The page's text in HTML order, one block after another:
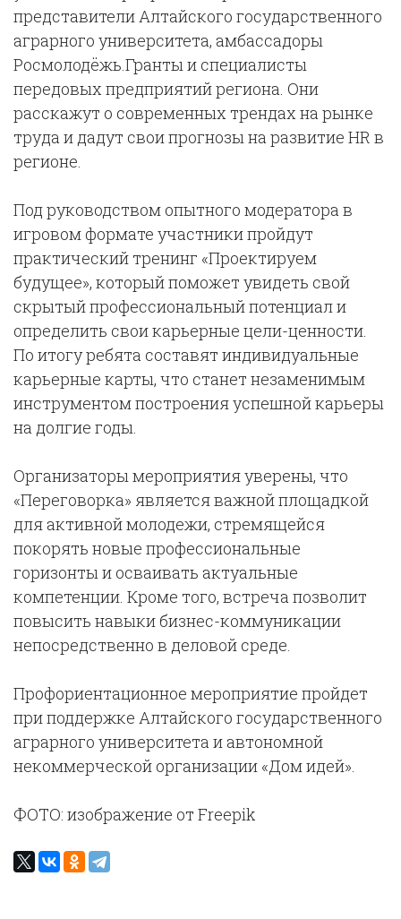
представители Алтайского государственного
аграрного университета, амбассадоры
Росмолодёжь.Гранты и специалисты
передовых предприятий региона. Они
расскажут о современных трендах на рынке
труда и дадут свои прогнозы на развитие HR в
регионе.
Под руководством опытного модератора в
игровом формате участники пройдут
практический тренинг «Проектируем
будущее», который поможет увидеть свой
скрытый профессиональный потенциал и
определить свои карьерные цели-ценности.
По итогу ребята составят индивидуальные
карьерные карты, что станет незаменимым
инструментом построения успешной карьеры
на долгие годы.
Организаторы мероприятия уверены, что
«Переговорка» является важной площадкой
для активной молодежи, стремящейся
покорять новые профессиональные
горизонты и осваивать актуальные
компетенции. Кроме того, встреча позволит
повысить навыки бизнес-коммуникации
непосредственно в деловой среде.
Профориентационное мероприятие пройдет
при поддержке Алтайского государственного
аграрного университета и автономной
некоммерческой организации «Дом идей».
ФОТО: изображение от Freepik